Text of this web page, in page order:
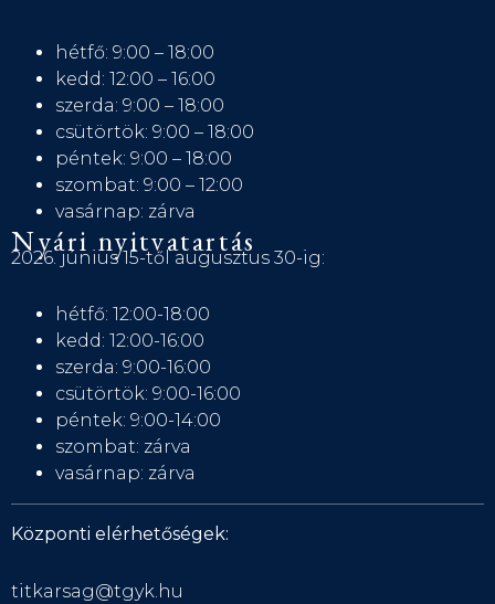
hétfő: 9:00 – 18:00
kedd: 12:00 – 16:00
szerda: 9:00 – 18:00
csütörtök: 9:00 – 18:00
péntek: 9:00 – 18:00
szombat: 9:00 – 12:00
vasárnap: zárva
Nyári nyitvatartás
2026. június 15-től augusztus 30-ig:
hétfő: 12:00-18:00
kedd: 12:00-16:00
szerda: 9:00-16:00
csütörtök: 9:00-16:00
péntek: 9:00-14:00
szombat: zárva
vasárnap: zárva
Központi elérhetőségek:
titkarsag@tgyk.hu